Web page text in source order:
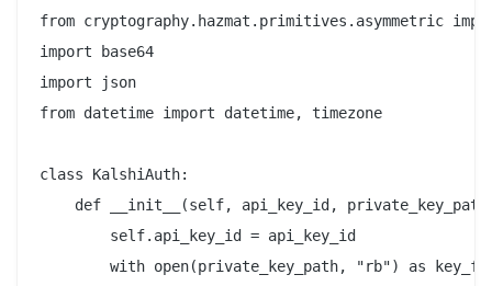
from cryptography.hazmat.primitives.asymmetric
import base64
import json
from datetime import datetime, timezone
class KalshiAuth:
def __init__(self, api_key_id,
        self.api_key_id = api_key_id
with open(private_key_path, "rb") as